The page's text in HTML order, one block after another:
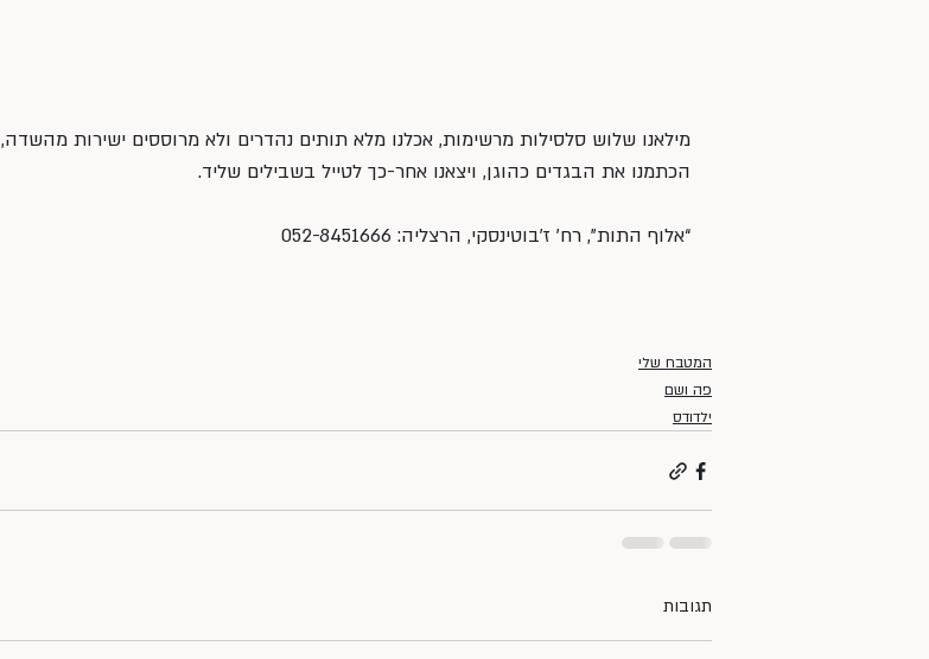
מילאנו שלוש סלסילות מרשימות, אכלנו מלא תותים נהדרים ולא מרוססים ישירות מהשדה,
הכתמנו את הבגדים כהוגן, ויצאנו אחר-כך לטייל בשבילים שליד.
“אלוף התות”, רח’ ז’בוטינסקי, הרצליה: 052-8451666
המטבח שלי
פה ושם
ילדודס
תגובות